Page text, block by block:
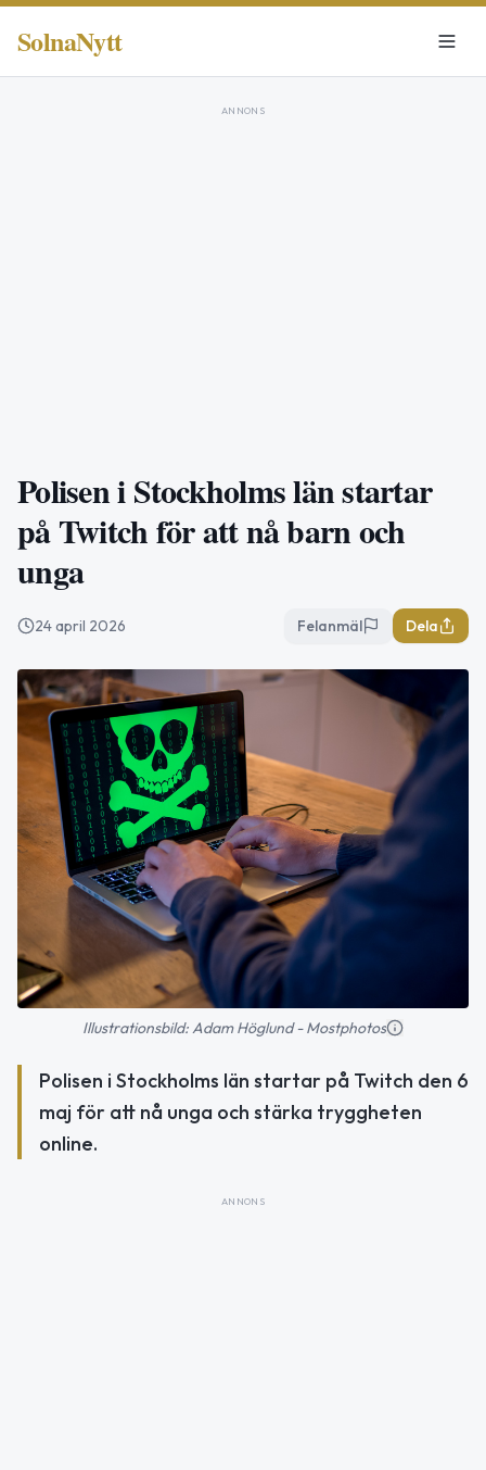
SolnaNytt
ANNONS
Polisen i Stockholms län startar
på Twitch för att nå barn och
unga
24 april 2026 Felanmäl Dela
Illustrationsbild: Adam Höglund - Mostphotos
Polisen i Stockholms län startar på Twitch den 6
maj för att nå unga och stärka tryggheten
online.
ANNONS